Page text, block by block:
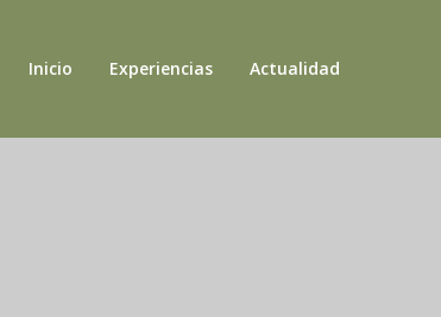
Inicio Experiencias Actualidad